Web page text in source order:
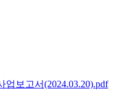
업보고서(2024.03.20).pdf